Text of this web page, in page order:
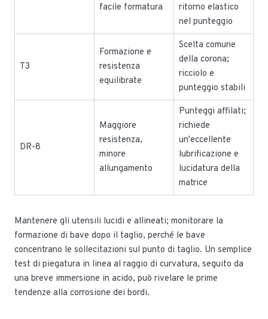
facile formatura
ritorno elastico
nel punteggio
T3
Formazione e
resistenza
equilibrate
Scelta comune
della corona;
ricciolo e
punteggio stabili
DR-8
Maggiore
resistenza,
minore
allungamento
Punteggi affilati;
richiede
un'eccellente
lubrificazione e
lucidatura della
matrice
Mantenere gli utensili lucidi e allineati; monitorare la
formazione di bave dopo il taglio, perché le bave
concentrano le sollecitazioni sul punto di taglio. Un semplice
test di piegatura in linea al raggio di curvatura, seguito da
una breve immersione in acido, può rivelare le prime
tendenze alla corrosione dei bordi.